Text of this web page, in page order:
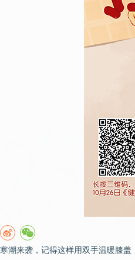
寒潮来袭，记得这样用双手温暖膝盖